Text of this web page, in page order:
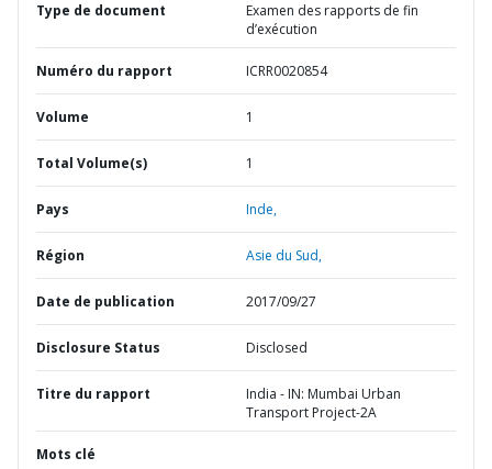
Type de document
Examen des rapports de fin
d’exécution
Numéro du rapport ICRR0020854
Volume 1
Total Volume(s) 1
Pays Inde,
Région Asie du Sud,
Date de publication 2017/09/27
Disclosure Status Disclosed
Titre du rapport
India - IN: Mumbai Urban
Transport Project-2A
Mots clé